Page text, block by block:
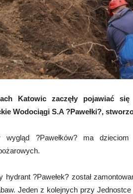
Katowic zaczęły pojawiać
Wodociągi S.A ?Pawełki?,
wygląd ?Pawełków? ma
hydrant ?Pawełek? został
Jeden z kolejnych przy